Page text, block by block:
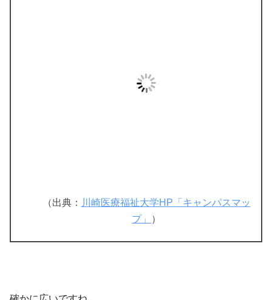
（出典： 川崎医療福祉大学HP「キャンパスマッ
プ」
）